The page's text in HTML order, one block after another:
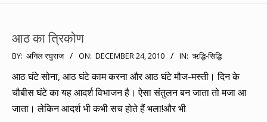
आठ का त्रिकोण
2010-
24
BY: अनिल रघुराज ON: DECEMBER 24, 2010 IN: ऋद्धि-सिद्धि
आठ घंटे सोना, आठ घंटे काम करना और आठ घंटे मौज-मस्ती। दिन के
चौबीस घंटे का यह आदर्श विभाजन है। ऐसा संतुलन बन जाता तो मजा आ
जाता। लेकिन आदर्श भी कभी सच होते हैं भला!और भी